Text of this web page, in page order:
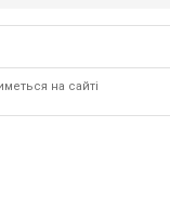
на сайті